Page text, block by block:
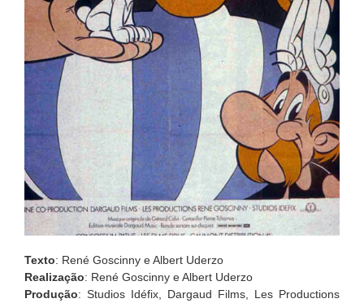
Texto: René Goscinny e Albert Uderzo
Realização: René Goscinny e Albert Uderzo
Produção: Studios Idéfix, Dargaud Films, Les Productions